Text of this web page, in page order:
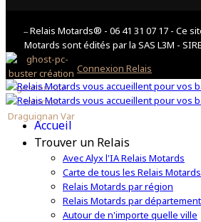
-- Relais Motards® - 06 41 31 07 17 - Ce
Motards sont édités par la SAS L3M -
Connexion Relais
Accueil
Trouver un Relais
Avec Alyx l'IA Relais Motards
Carte de tous les Relais
Relais Motards par région
Relais Motards par département
Autour de n'importe quelle ville